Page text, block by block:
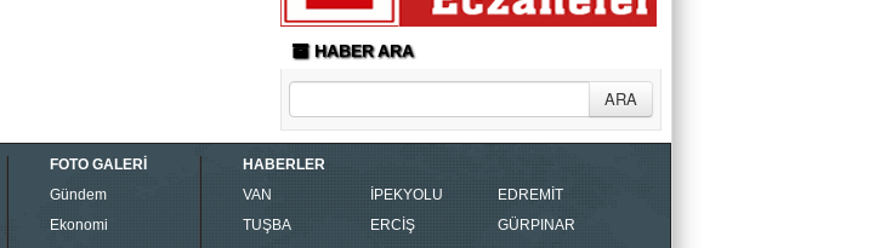
HABER ARA
FOTO GALERİ
Gündem
Ekonomi
HABERLER
VAN
İPEKYOLU
EDREMİT
TUŞBA
ERCİŞ
GÜRPINAR